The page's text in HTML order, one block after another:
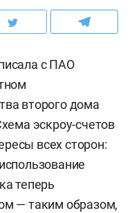
с ПАО
второго дома
эскроу-счетов
всех сторон:
теперь
— таким образом,